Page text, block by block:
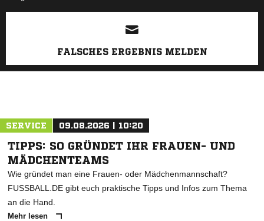
ANZEIGE
FALSCHES ERGEBNIS MELDEN
SERVICE 09.08.2026 | 10:20
TIPPS: SO GRÜNDET IHR FRAUEN- UND
MÄDCHENTEAMS
Wie gründet man eine Frauen- oder Mädchenmannschaft?
FUSSBALL.DE gibt euch praktische Tipps und Infos zum Thema
an die Hand.
Mehr lesen